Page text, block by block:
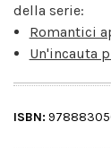
della serie:
Romantici
Un'incauta
ISBN: